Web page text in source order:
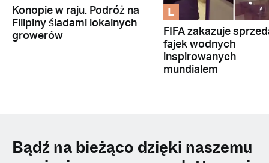
Konopie w raju. Podróż na
Filipiny śladami lokalnych
growerów
L
FIFA zakazuje
fajek wodnych
inspirowanych
mundialem
Bądź na bieżąco dzięki naszemu